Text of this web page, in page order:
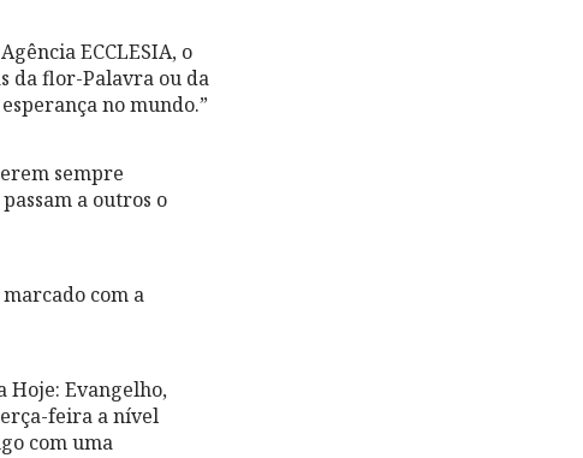
ECCLESIA, o
da flor-Palavra ou da
no mundo.”
sempre
a outros o
com a
Hoje: Evangelho,
feira a nível
com uma